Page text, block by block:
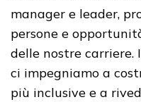
manager e leader,
persone e
delle nostre
ci impegniamo a
più inclusive e a